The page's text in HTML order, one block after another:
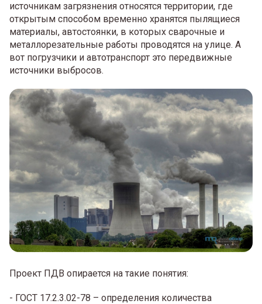
источникам загрязнения относятся территории, где
открытым способом временно хранятся пылящиеся
материалы, автостоянки, в которых сварочные и
металлорезательные работы проводятся на улице. А
вот погрузчики и автотранспорт это передвижные
источники выбросов.
Проект ПДВ опирается на такие понятия:
- ГОСТ 17.2.3.02-78 – определения количества